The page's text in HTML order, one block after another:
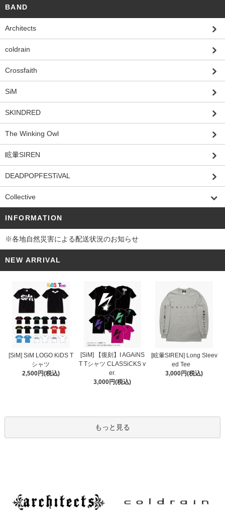
BAND
Architects
coldrain
Crossfaith
SiM
SKINDRED
The Winking Owl
眩暈SIREN
DEADPOPFESTiVAL
Collective
INFORMATION
※各地自然災害による配送状況のお知らせ
NEW ARRIVAL
[SiM] SiM LOGO KiDS T
シャツ
2,500円(税込)
[SiM] 【復刻】I AGAiNS
T Tシャツ CLASSiCKS v
er.
3,000円(税込)
[眩暈SIREN] Long Sleev
ed Tee
3,000円(税込)
もっと見る